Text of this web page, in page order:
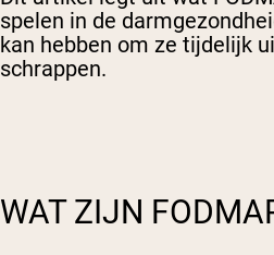
spelen in de
kan hebben om ze tijdelijk
schrappen.
WAT ZIJN